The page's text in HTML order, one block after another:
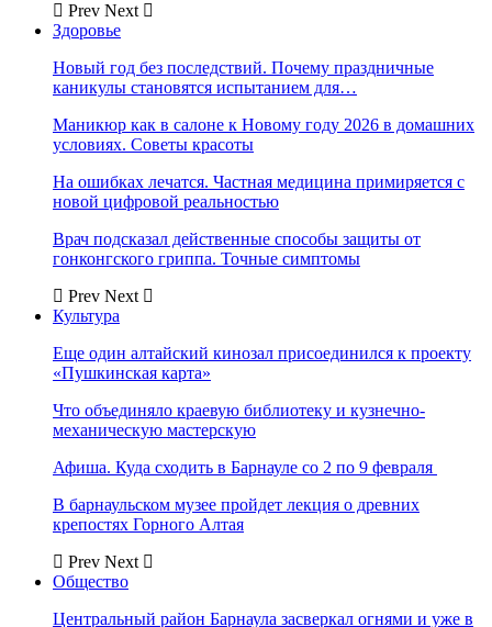
Prev Next
Здоровье
Новый год без последствий. Почему праздничные
каникулы становятся испытанием для…
Маникюр как в салоне к Новому году 2026 в домашних
условиях. Советы красоты
На ошибках лечатся. Частная медицина примиряется с
новой цифровой реальностью
Врач подсказал действенные способы защиты от
гонконгского гриппа. Точные симптомы
Prev Next
Культура
Еще один алтайский кинозал присоединился к проекту
«Пушкинская карта»
Что объединяло краевую библиотеку и кузнечно-
механическую мастерскую
Афиша. Куда сходить в Барнауле со 2 по 9 февраля
В барнаульском музее пройдет лекция о древних
крепостях Горного Алтая
Prev Next
Общество
Центральный район Барнаула засверкал огнями и уже в